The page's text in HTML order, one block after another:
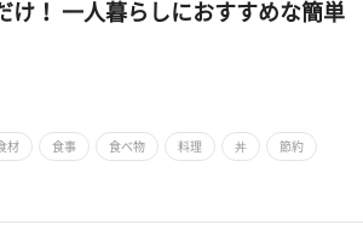
け！ 一人暮らしにおすすめな簡単
材 食事 食べ物 料理 丼 節約